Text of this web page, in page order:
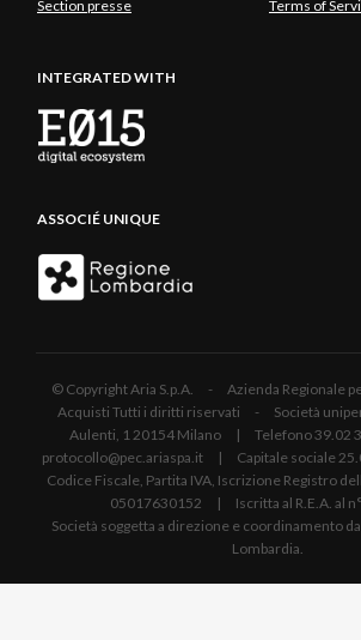
Section presse Terms of
INTEGRATED WITH
ASSOCIÉ UNIQUE
© Copyright Aria S.p.A. - Azienda Regionale
Acquisti Tutti i diritti riservati - Società
Aulenti, 1 20154 Milano | Telefono
protocollo@pec.ariaspa.it | Capitale sociale
Codice Fiscale, Partita IVA, Iscrizione Registro
05017630152 | Iscritta al R.E.A. al
Società soggetta a direzione e coordinamento
Lombardia.